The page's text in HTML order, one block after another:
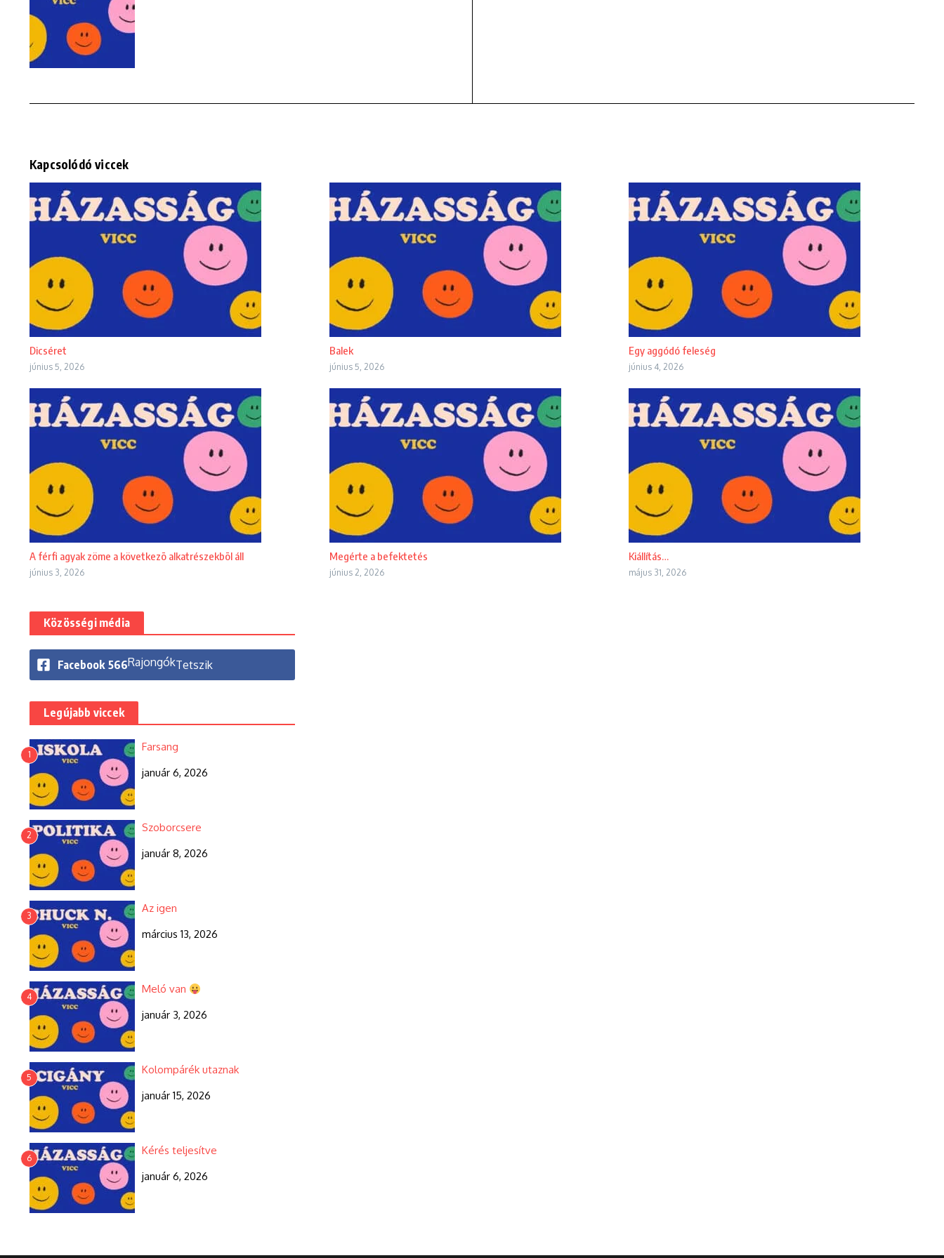
Kapcsolódó viccek
Dicséret
június 5, 2026
Balek
június 5, 2026
Egy aggódó feleség
június 4, 2026
A férfi agyak zöme a következõ alkatrészekbõl áll
június 3, 2026
Megérte a befektetés
június 2, 2026
Kiállítás…
május 31, 2026
Közösségi média
Facebook 566RajongókTetszik
Legújabb viccek
1
Farsang
január 6, 2026
2
Szoborcsere
január 8, 2026
3
Az igen
március 13, 2026
4
Meló van
január 3, 2026
5
Kolompárék utaznak
január 15, 2026
6
Kérés teljesítve
január 6, 2026